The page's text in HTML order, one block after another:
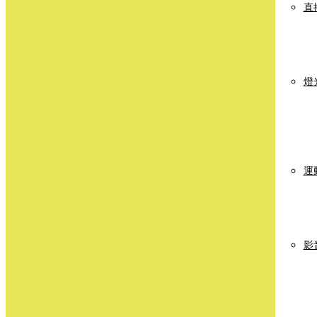
直
燈
運
影